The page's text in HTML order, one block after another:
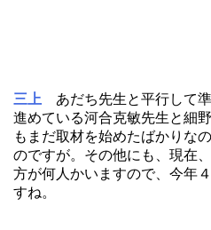
三上 あだち先生と平行して
進めている河合克敏先生と細
もまだ取材を始めたばかりな
のですが。その他にも、現在
方が何人かいますので、今年
すね。